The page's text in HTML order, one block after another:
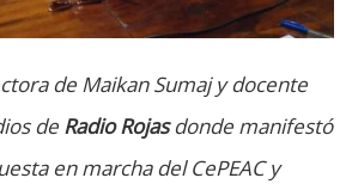
de Maikan Sumaj y docente
de Radio Rojasdonde manifestó
en marcha del CePEAC y